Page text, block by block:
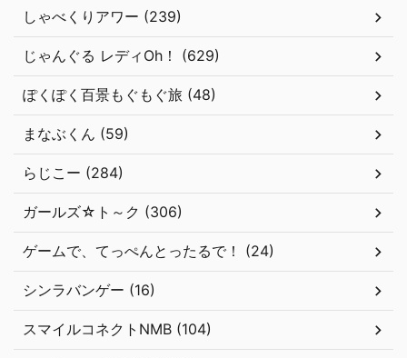
しゃべくりアワー (239)
じゃんぐる レディOh！ (629)
ぽくぽく百景もぐもぐ旅 (48)
まなぶくん (59)
らじこー (284)
ガールズ☆ト～ク (306)
ゲームで、てっぺんとったるで！ (24)
シンラバンゲー (16)
スマイルコネクトNMB (104)